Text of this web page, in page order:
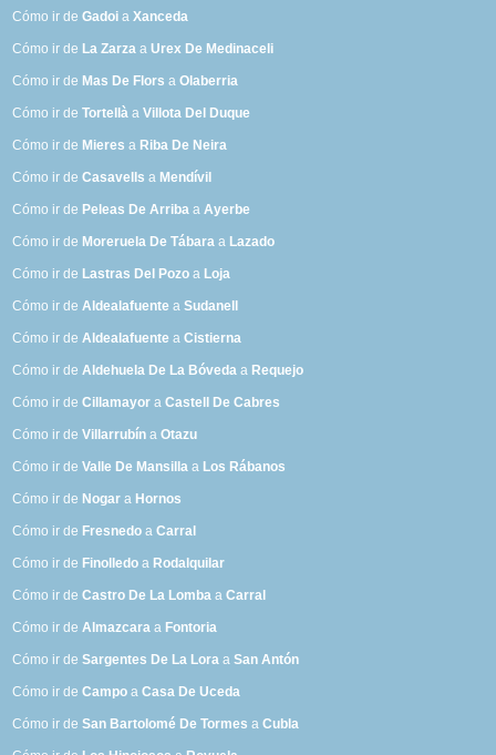
Cómo ir deGadoi aXanceda
Cómo ir de La Zarza aUrex De Medinaceli
Cómo ir de Mas De Flors aOlaberria
Cómo ir deTortellà aVillota Del Duque
Cómo ir de Mieres a Riba De Neira
Cómo ir deCasavells a Mendívil
Cómo ir de Peleas De Arriba aAyerbe
Cómo ir de Moreruela De Tábara a Lazado
Cómo ir de Lastras Del Pozo a Loja
Cómo ir deAldealafuente aSudanell
Cómo ir deAldealafuente aCistierna
Cómo ir deAldehuela De La Bóveda a Requejo
Cómo ir deCillamayor aCastell De Cabres
Cómo ir deVillarrubín aOtazu
Cómo ir deValle De Mansilla a Los Rábanos
Cómo ir de Nogar a Hornos
Cómo ir de Fresnedo aCarral
Cómo ir de Finolledo a Rodalquilar
Cómo ir deCastro De La Lomba aCarral
Cómo ir deAlmazcara a Fontoria
Cómo ir deSargentes De La Lora aSan Antón
Cómo ir deCampo aCasa De Uceda
Cómo ir deSan Bartolomé De Tormes aCubla